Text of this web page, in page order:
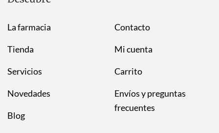
La farmacia
Tienda
Servicios
Novedades
Blog
Contacto
Mi cuenta
Carrito
Envíos y preguntas
frecuentes